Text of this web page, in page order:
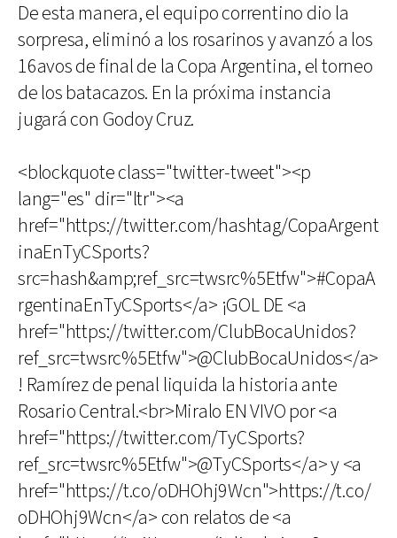
De esta manera, el equipo correntino dio la
sorpresa, eliminó a los rosarinos y avanzó a los
16avos de final de la Copa Argentina, el torneo
de los batacazos. En la próxima instancia
jugará con Godoy Cruz.
<blockquote class="twitter-tweet"><p
lang="es" dir="ltr"><a
href="https://twitter.com/hashtag/CopaArgent
inaEnTyCSports?
src=hash&amp;ref_src=twsrc%5Etfw">#CopaA
rgentinaEnTyCSports</a> ¡GOL DE <a
href="https://twitter.com/ClubBocaUnidos?
ref_src=twsrc%5Etfw">@ClubBocaUnidos</a>
! Ramírez de penal liquida la historia ante
Rosario Central.<br>Miralo EN VIVO por <a
href="https://twitter.com/TyCSports?
ref_src=twsrc%5Etfw">@TyCSports</a> y <a
href="https://t.co/oDHOhj9Wcn">https://t.co/
oDHOhj9Wcn</a> con relatos de <a